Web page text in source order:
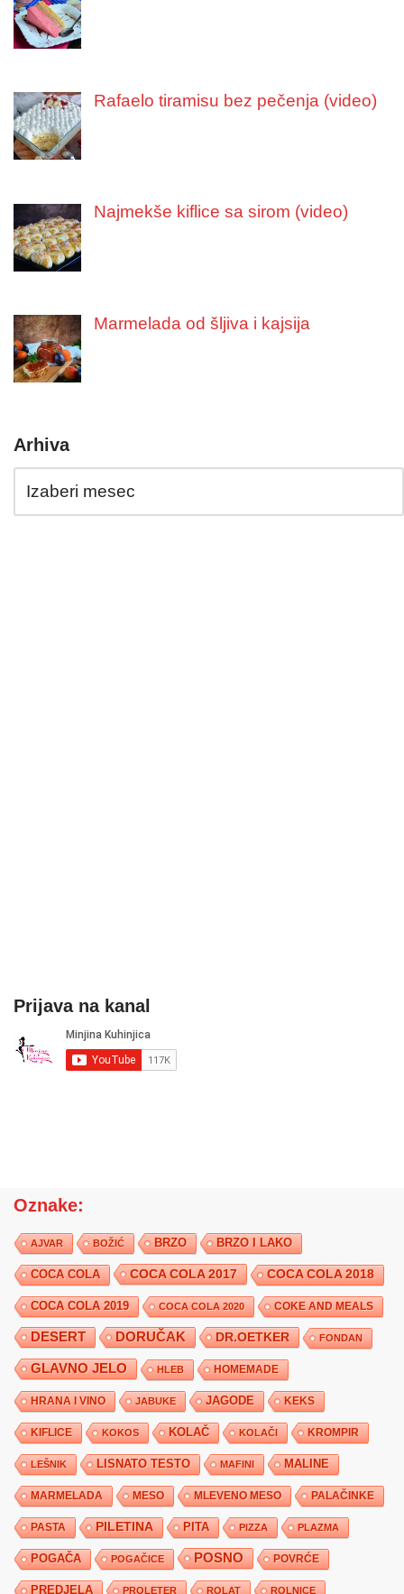
Rafaelo tiramisu bez pečenja (video)
Najmekše kiflice sa sirom (video)
Marmelada od šljiva i kajsija
Arhiva
Prijava na kanal
Oznake:
AJVAR BOŽIĆ BRZO BRZO I LAKO
COCA COLA COCA COLA 2017 COCA COLA 2018
COCA COLA 2019 COCA COLA 2020 COKE AND MEALS
DESERT DORUČAK DR.OETKER FONDAN
GLAVNO JELO HLEB HOMEMADE
HRANA I VINO JABUKE JAGODE KEKS
KIFLICE KOKOS KOLAČ KOLAČI KROMPIR
LEŠNIK LISNATO TESTO MAFINI MALINE
MARMELADA MESO MLEVENO MESO PALAČINKE
PASTA PILETINA PITA PIZZA PLAZMA
POGAČA POGAČICE POSNO POVRĆE
PREDJELA PROLETER ROLAT ROLNICE